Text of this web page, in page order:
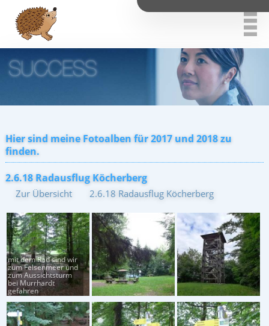
Hier sind meine Fotoalben für 2017 und 2018 zu
finden.
2.6.18 Radausflug Köcherberg
Zur Übersicht 2.6.18 Radausflug Köcherberg
mit dem Rad sind wir
zum Felsenmeer und
zum Aussichtsturm
bei Murrhardt
gefahren